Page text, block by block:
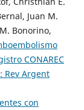
Juan M.
Bonorino,
CONAREC
Rev Argent
con